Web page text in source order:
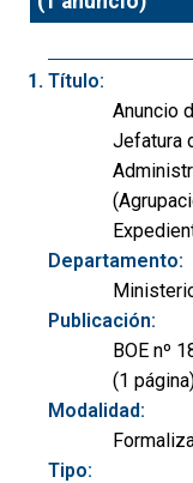
Título:
Anuncio
Jefatura
Departamento:
Publicación:
BOE nº
(1
Modalidad:
Tipo: